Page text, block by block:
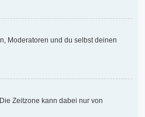
Moderatoren und du selbst deinen
Zeitzone kann dabei nur von